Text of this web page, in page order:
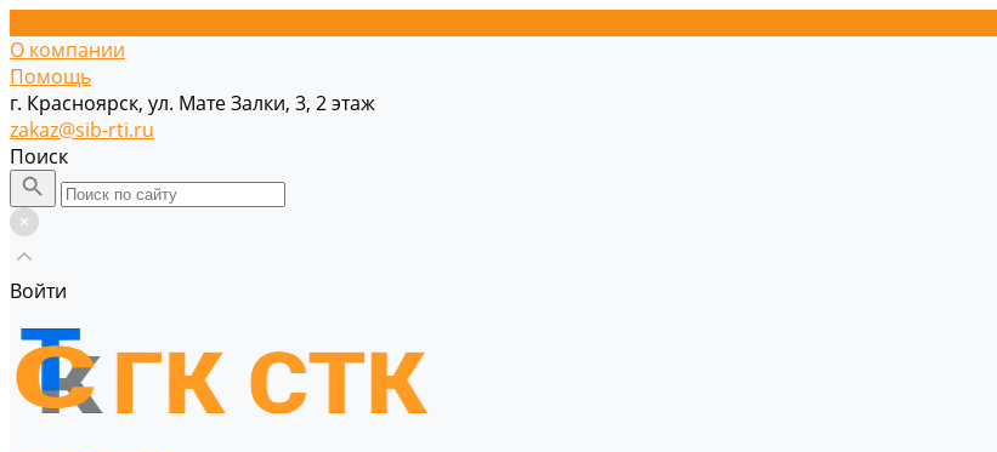
О компании
Помощь
г. Красноярск, ул. Мате Залки, 3, 2 этаж
zakaz@sib-rti.ru
Поиск
Войти